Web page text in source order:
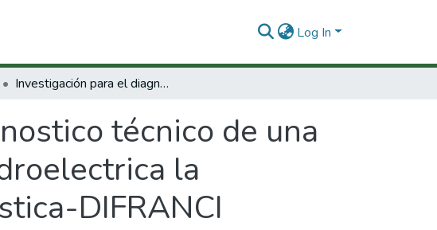
Log In
Investigación para el diagnostico técnico de una turbina FRANCIS en la minicentral hodroelectrica la herradura, bajo una aproximación holística-DIFRANCI
técnico de una
la
DIFRANCI